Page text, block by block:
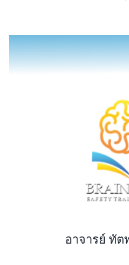
อาจารย์ ทั